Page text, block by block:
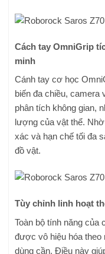
Cách tay OmniGrip
minh
Cánh tay cơ học
biến đa chiều, camera
phân tích không gian,
lượng của vật thể.
xác và hạn chế tối đa
đồ vật.
Tùy chỉnh linh hoạt
Toàn bộ tính năng của
được vô hiệu hóa
dùng cần. Điều này